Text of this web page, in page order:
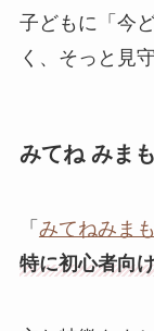
子どもに「今
く、そっと見
みてね みま
「 みてねみま
特に初心者向